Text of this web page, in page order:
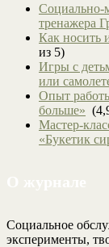
Социально-
тренажера
Как носить
из 5)
Игры с
или
Опыт
больше»
Мастер-
«Букетик
Социальное
эксперименты,